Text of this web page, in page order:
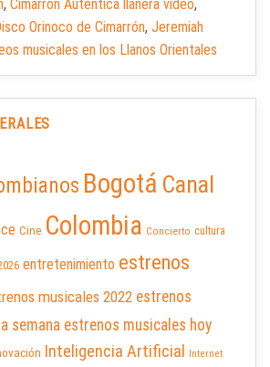
, Cimarrón Auténtica llanera video,
Orinoco de Cimarrón, Jeremiah
musicales en los Llanos Orientales
Bogotá Canal
Cine Colombia Concierto cultura
entretenimiento estrenos
musicales 2022 estrenos
semana estrenos musicales hoy
Inteligencia Artificial Internet